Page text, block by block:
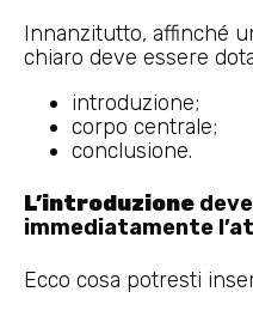
Innanzitutto, affinché
chiaro deve essere
introduzione;
corpo centrale;
conclusione.
L’introduzione
immediatamente
Ecco cosa potresti